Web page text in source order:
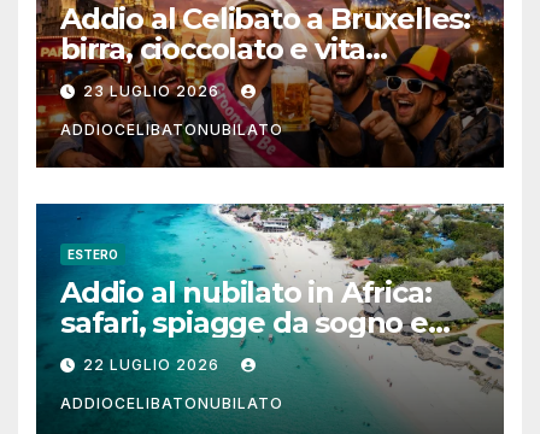
Addio al Celibato a Bruxelles:
birra, cioccolato e vita
notturna per un weekend
indimenticabile
23 LUGLIO 2026
ADDIOCELIBATONUBILATO
ESTERO
Addio al nubilato in Africa:
safari, spiagge da sogno e
città magiche
22 LUGLIO 2026
ADDIOCELIBATONUBILATO